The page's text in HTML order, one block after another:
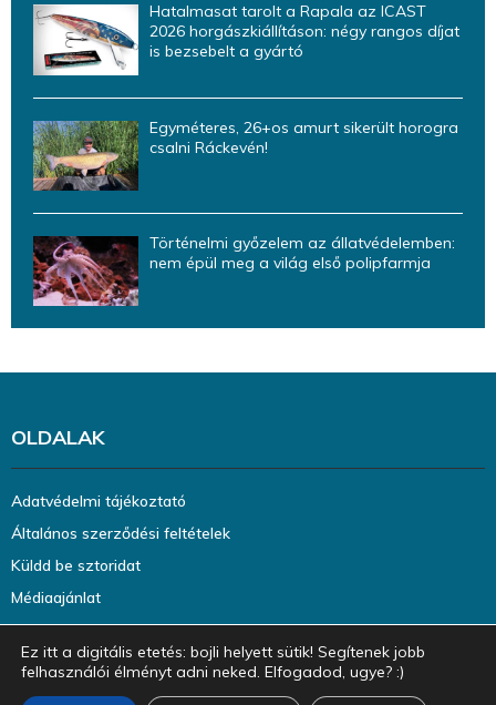
Hatalmasat tarolt a Rapala az ICAST
2026 horgászkiállításon: négy rangos díjat
is bezsebelt a gyártó
Egyméteres, 26+os amurt sikerült horogra
csalni Ráckevén!
Történelmi győzelem az állatvédelemben:
nem épül meg a világ első polipfarmja
OLDALAK
Adatvédelmi tájékoztató
Általános szerződési feltételek
Küldd be sztoridat
Médiaajánlat
Ez itt a digitális etetés: bojli helyett sütik! Segítenek jobb
felhasználói élményt adni neked. Elfogadod, ugye? :)